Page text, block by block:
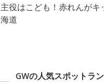
主役はこども！赤れんがキ
海道
GWの人気スポットラ